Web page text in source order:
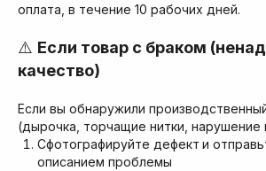
оплата, в течение 10 рабочих дней.
⚠️ Если товар с браком
качество)
Если вы обнаружили
(дырочка, торчащие нитки, нарушение
Сфотографируйте дефект и
описанием проблемы